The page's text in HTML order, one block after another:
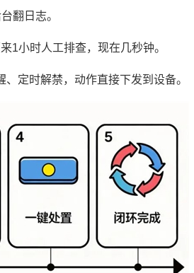
翻日志。
1小时人工排查，现在几秒钟。
定时解禁，动作直接下发到设备。